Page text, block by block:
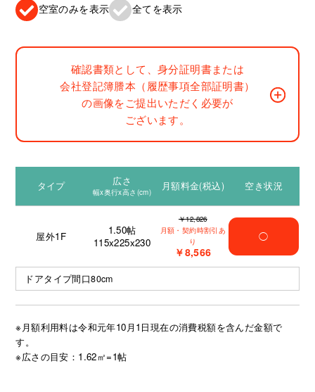
空室のみを表示 全てを表示
確認書類として、身分証明書または
会社登記簿謄本（履歴事項全部証明書）
の画像をご提出いただく必要が
ございます。
タイプ 広さ
幅x奥行x高さ(cm) 月額料金(税込) 空き状況
屋外1F 1.50帖
115x225x230
￥12,826
月額・契約時割引あ
り
￥8,566
◯
ドアタイプ間口80cm
※月額利用料は令和元年10月1日現在の消費税額を含んだ金額で
す。
※広さの目安：1.62㎡=1帖